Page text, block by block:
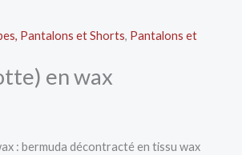
Pantalons et Shorts, Pantalons et
en wax
: bermuda décontracté en tissu wax